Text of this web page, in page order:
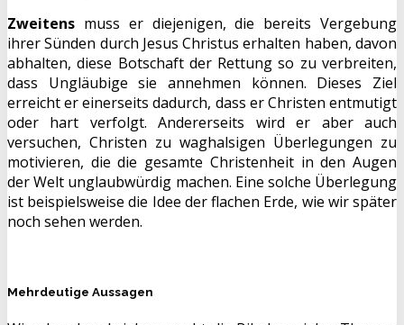
Zweitens muss er diejenigen, die bereits Vergebung
ihrer Sünden durch Jesus Christus erhalten haben, davon
abhalten, diese Botschaft der Rettung so zu verbreiten,
dass Ungläubige sie annehmen können. Dieses Ziel
erreicht er einerseits dadurch, dass er Christen entmutigt
oder hart verfolgt. Andererseits wird er aber auch
versuchen, Christen zu waghalsigen Überlegungen zu
motivieren, die die gesamte Christenheit in den Augen
der Welt unglaubwürdig machen. Eine solche Überlegung
ist beispielsweise die Idee der flachen Erde, wie wir später
noch sehen werden.
Mehrdeutige Aussagen